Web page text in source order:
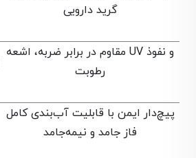
گرید دارویی
مقاوم در برابر ضربه، اشعه UV و نفوذ
رطوبت
پیچ‌دار ایمن با قابلیت آب‌بندی کامل
فاز جامد و نیمه‌جامد